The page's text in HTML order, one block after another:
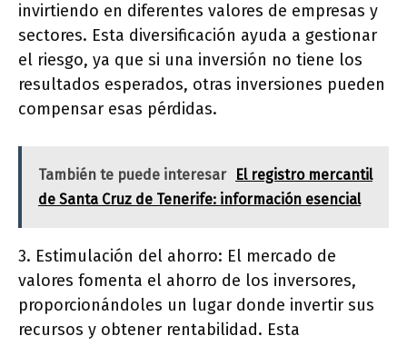
invirtiendo en diferentes valores de empresas y
sectores. Esta diversificación ayuda a gestionar
el riesgo, ya que si una inversión no tiene los
resultados esperados, otras inversiones pueden
compensar esas pérdidas.
También te puede interesar
El registro mercantil
de Santa Cruz de Tenerife: información esencial
3. Estimulación del ahorro: El mercado de
valores fomenta el ahorro de los inversores,
proporcionándoles un lugar donde invertir sus
recursos y obtener rentabilidad. Esta